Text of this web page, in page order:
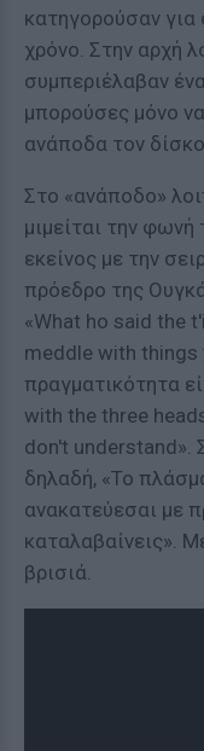
κατηγορούσαν
χρόνο. Στην αρχή
συμπεριέλαβαν
μπορούσες μόνο
ανάποδα τον
Στο «ανάποδο»
μιμείται την
εκείνος με την
πρόεδρο της
«What ho said the
meddle with things
πραγματικότητα
with the three
don't understand».
δηλαδή, «Το
ανακατεύεσαι με
καταλαβαίνεις».
βρισιά.